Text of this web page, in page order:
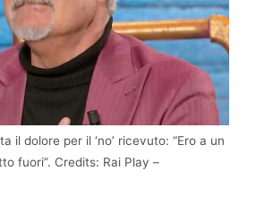
il dolore per il ‘no’ ricevuto: “Ero a un
fuori”. Credits: Rai Play –